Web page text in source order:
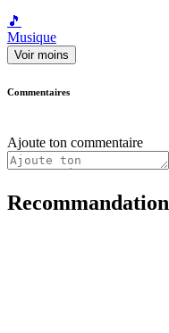
🎵
Musique
Voir moins
Commentaires
Ajoute ton commentaire